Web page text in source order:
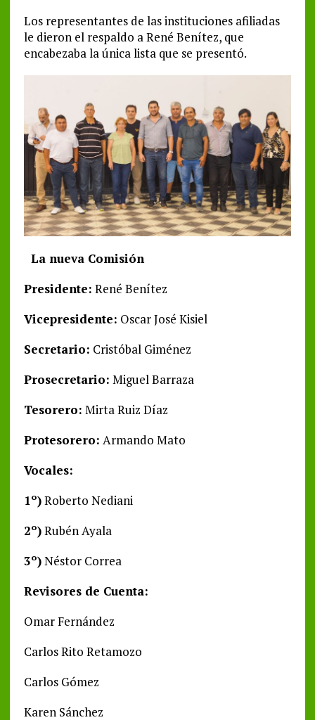
Los representantes de las instituciones afiliadas
le dieron el respaldo a René Benítez, que
encabezaba la única lista que se presentó.
La nueva Comisión
Presidente: René Benítez
Vicepresidente: Oscar José Kisiel
Secretario: Cristóbal Giménez
Prosecretario: Miguel Barraza
Tesorero: Mirta Ruiz Díaz
Protesorero: Armando Mato
Vocales:
1º)Roberto Nediani
2º)Rubén Ayala
3º)Néstor Correa
Revisores de Cuenta:
Omar Fernández
Carlos Rito Retamozo
Carlos Gómez
Karen Sánchez